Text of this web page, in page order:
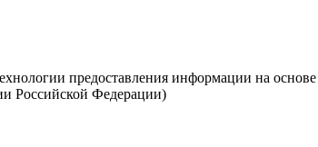
предоставления информации на основе
Российской Федерации)